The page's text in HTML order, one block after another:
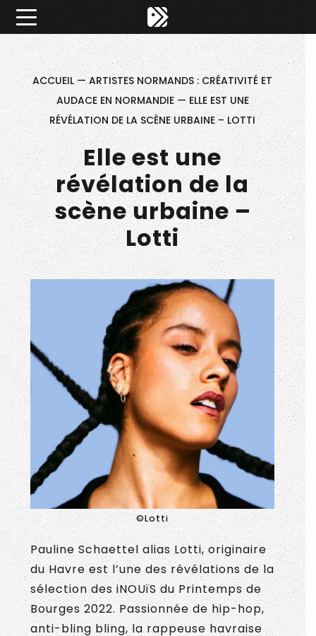
ACCUEIL—ARTISTES NORMANDS : CRÉATIVITÉ ET
AUDACE EN NORMANDIE— ELLE EST UNE
RÉVÉLATION DE LA SCÈNE URBAINE – LOTTI
Elle est une
révélation de la
scène urbaine –
Lotti
©Lotti
Pauline Schaettel alias Lotti, originaire
du Havre est l’une des révélations de la
sélection des iNOUïS du Printemps de
Bourges 2022. Passionnée de hip-hop,
anti-bling bling, la rappeuse havraise
Pitch ta Normandie
×
Êtes-vous d'accord pour activer les cookies pour une